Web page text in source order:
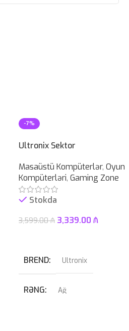
-7%
Ultronix Sektor
Masaüstü Kompüterlər, Oyun
Kompüterləri, Gaming Zone
Stokda
3,599.00₼ 3,339.00 ₼
BREND Ultronix
RƏNG Ağ